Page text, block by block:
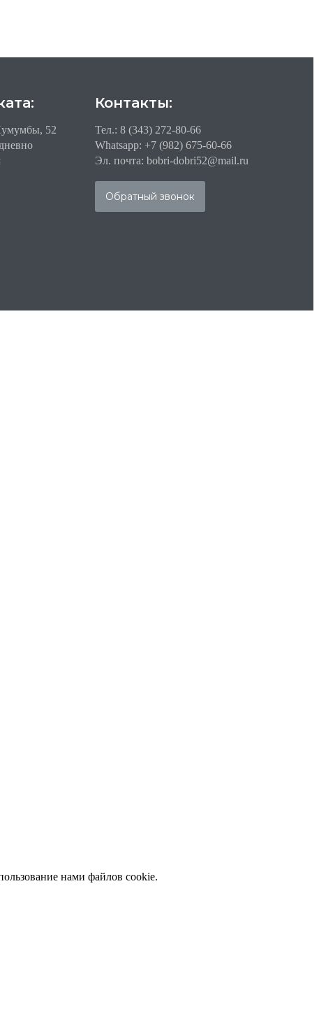
52
Контакты:
Тел.: 8 (343) 272-80-66
Whatsapp: +7 (982) 675-60-66
Эл. почта: bobri-dobri52@mail.ru
Обратный звонок
нами файлов cookie.